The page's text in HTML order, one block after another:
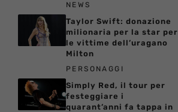
NEWS
Taylor Swift: donazione
milionaria per la star per
le vittime dell’uragano
Milton
PERSONAGGI
Simply Red, il tour per
festeggiare i
quarant’anni fa tappa in